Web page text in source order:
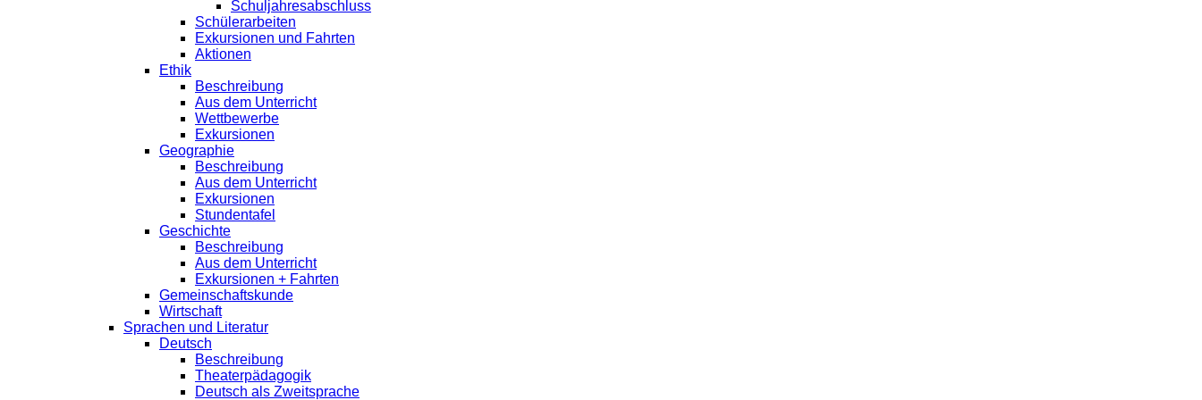
Schuljahresabschluss
Schülerarbeiten
Exkursionen und Fahrten
Aktionen
Ethik
Beschreibung
Aus dem Unterricht
Wettbewerbe
Exkursionen
Geographie
Beschreibung
Aus dem Unterricht
Exkursionen
Stundentafel
Geschichte
Beschreibung
Aus dem Unterricht
Exkursionen + Fahrten
Gemeinschaftskunde
Wirtschaft
Sprachen und Literatur
Deutsch
Beschreibung
Theaterpädagogik
Deutsch als Zweitsprache